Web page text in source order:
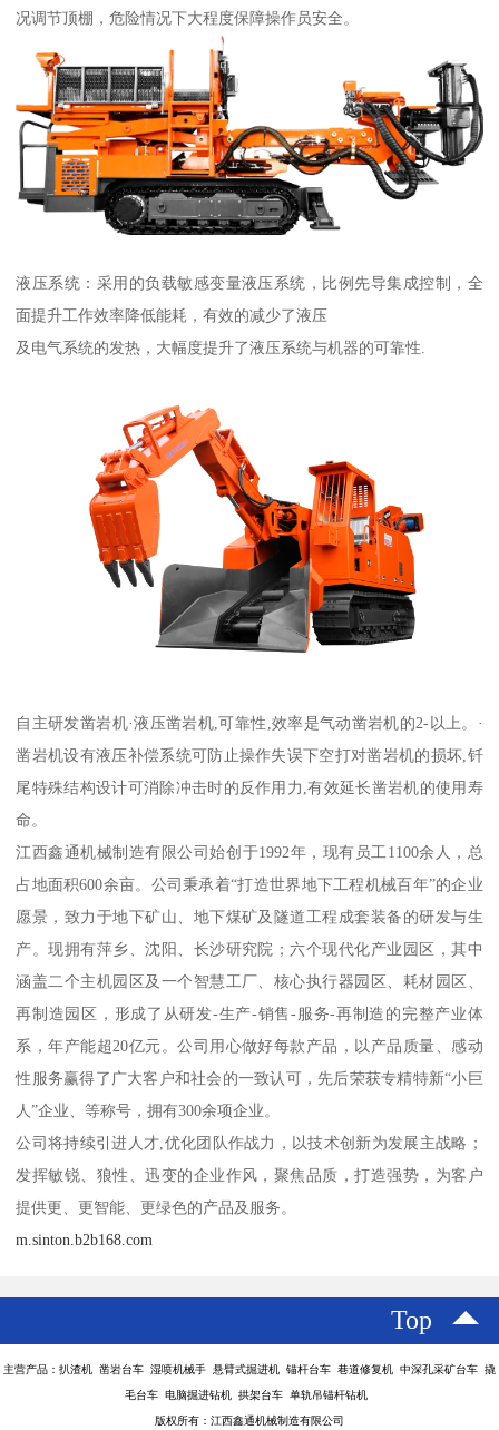
况调节顶棚，危险情况下大程度保障操作员安全。
液压系统：采用的负载敏感变量液压系统，比例先导集成控制，全
面提升工作效率降低能耗，有效的减少了液压
及电气系统的发热，大幅度提升了液压系统与机器的可靠性.
自主研发凿岩机·液压凿岩机,可靠性,效率是气动凿岩机的2-以上。·
凿岩机设有液压补偿系统可防止操作失误下空打对凿岩机的损坏,钎
尾特殊结构设计可消除冲击时的反作用力,有效延长凿岩机的使用寿
命。
江西鑫通机械制造有限公司始创于1992年，现有员工1100余人，总
占地面积600余亩。公司秉承着“打造世界地下工程机械百年”的企业
愿景，致力于地下矿山、地下煤矿及隧道工程成套装备的研发与生
产。现拥有萍乡、沈阳、长沙研究院；六个现代化产业园区，其中
涵盖二个主机园区及一个智慧工厂、核心执行器园区、耗材园区、
再制造园区，形成了从研发-生产-销售-服务-再制造的完整产业体
系，年产能超20亿元。公司用心做好每款产品，以产品质量、感动
性服务赢得了广大客户和社会的一致认可，先后荣获专精特新“小巨
人”企业、等称号，拥有300余项企业。
公司将持续引进人才,优化团队作战力，以技术创新为发展主战略；
发挥敏锐、狼性、迅变的企业作风，聚焦品质，打造强势，为客户
提供更、更智能、更绿色的产品及服务。
m.sinton.b2b168.com
Top
主营产品：扒渣机 凿岩台车 湿喷机械手 悬臂式掘进机 锚杆台车 巷道修复机 中深孔采矿台车 撬
毛台车 电脑掘进钻机 拱架台车 单轨吊锚杆钻机
版权所有：江西鑫通机械制造有限公司